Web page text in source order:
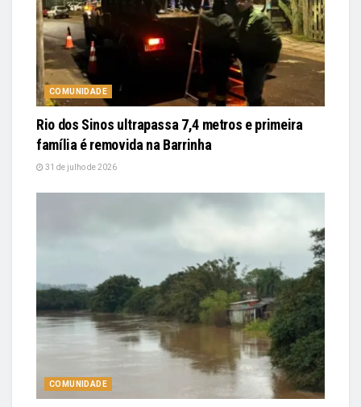
COMUNIDADE
Rio dos Sinos ultrapassa 7,4 metros e primeira
família é removida na Barrinha
31 de julho de 2026
COMUNIDADE